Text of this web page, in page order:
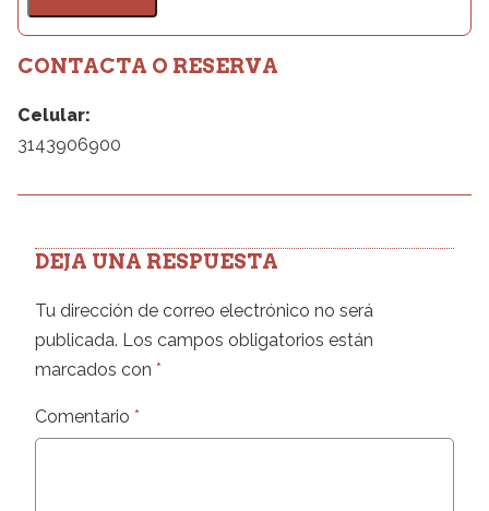
CONTACTA O RESERVA
Celular:
3143906900
DEJA UNA RESPUESTA
Tu dirección de correo electrónico no será
publicada. Los campos obligatorios están
marcados con *
Comentario *